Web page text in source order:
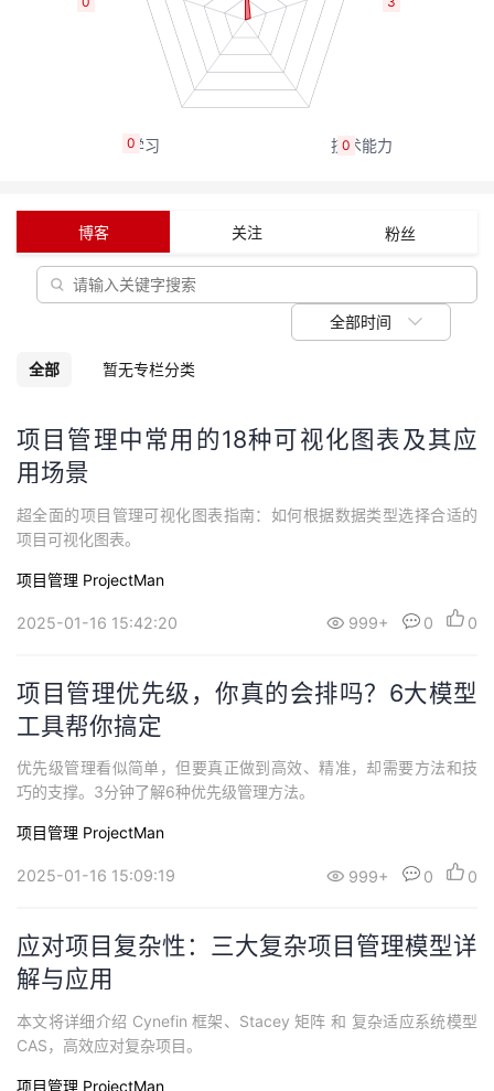
动
关
我
的
发
者
学
堂
我
课
的
证
我
实
的
我
Programs
的
持
我
的
技
术
支
持
我
的
云
声
建
议
0
0
博客 关注 粉丝
全部时间
全部 暂无专栏分类
项目管理中常用的18种可视化图表及其应
用场景
超全面的项目管理可视化图表指南：如何根据数据类型选择合适的
项目可视化图表。
项目管理 ProjectMan
2025-01-16 15:42:20 999+ 0 0
项目管理优先级，你真的会排吗？6大模型
工具帮你搞定
优先级管理看似简单，但要真正做到高效、精准，却需要方法和技
巧的支撑。3分钟了解6种优先级管理方法。
项目管理 ProjectMan
2025-01-16 15:09:19 999+ 0 0
应对项目复杂性：三大复杂项目管理模型详
解与应用
本文将详细介绍 Cynefin 框架、Stacey 矩阵 和 复杂适应系统模型
CAS，高效应对复杂项目。
项目管理 ProjectMan